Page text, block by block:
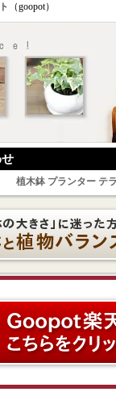
goopot）
植木鉢 プランター テ